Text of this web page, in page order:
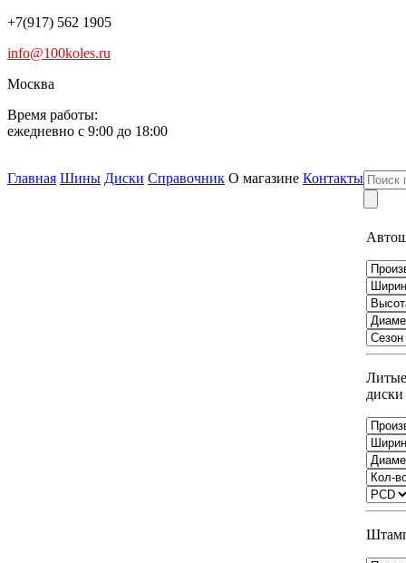
+7(917) 562 1905
info@100koles.ru
Москва
Время работы:
ежедневно с 9:00 до 18:00
Главная Шины Диски Справочник О магазине Контакты
Литые
диски